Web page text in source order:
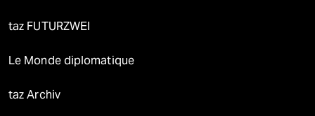
taz FUTURZWEI
Le Monde diplomatique
taz Archiv